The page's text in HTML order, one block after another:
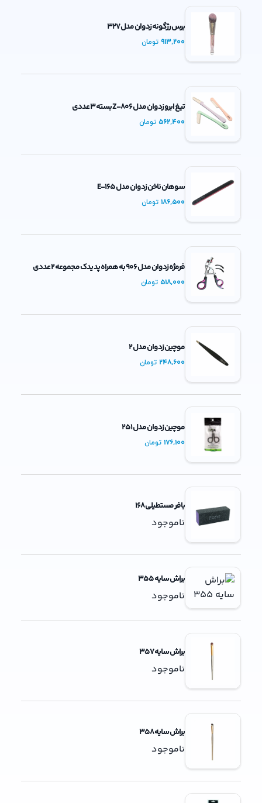
برس رژگونه زد وان مدل 327
913,200تومان
تیغ ابرو زد وان مدل Z-806 بسته 3 عددی
562,400تومان
سوهان ناخن زد وان مدل E-165
186,500تومان
فرمژه زد وان مدل 906 به همراه پد یدک مجموعه 2 عددی
518,000تومان
موچین زد وان مدل 2
248,600تومان
موچین زد وان مدل 251
176,100تومان
بافر مستطیلی 168
ناموجود
براش سایه 355
ناموجود
براش سایه 357
ناموجود
براش سایه 358
ناموجود